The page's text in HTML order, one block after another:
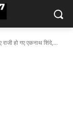
हो गए एकनाथ शिंदे,...